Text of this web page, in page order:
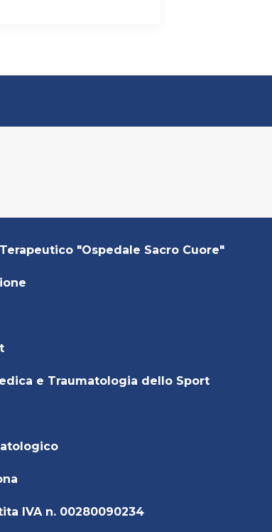
"Ospedale Sacro Cuore"
e Traumatologia dello Sport
IVA n. 00280090234